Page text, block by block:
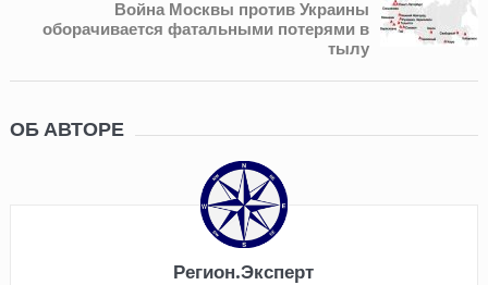
Война Москвы против Украины
оборачивается фатальными потерями в
тылу
ОБ АВТОРЕ
Регион.Эксперт